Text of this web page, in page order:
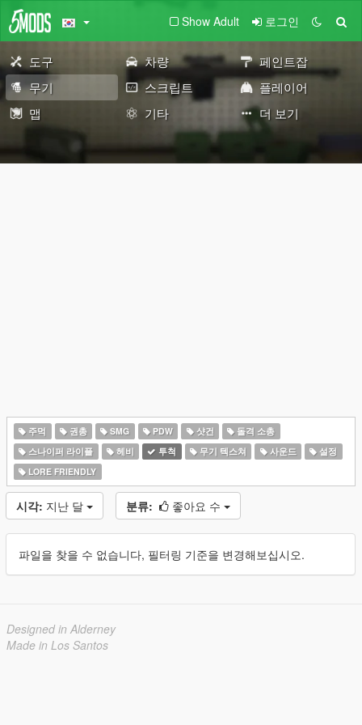
Show Adult 로그인
도구 차량
페인트잡
무기
스크립트
플레이어
맵
기타 더 보기
주먹 권총 SMG PDW 샷건
돌격 소총
스나이퍼 라이플
헤비 투척 무기 텍스쳐 사운드
설정
LORE FRIENDLY
시각: 지난 달 분류: 좋아요 수
파일을 찾을 수 없습니다, 필터링 기준을 변경해보십시오.
Designed in Alderney
Made in Los Santos